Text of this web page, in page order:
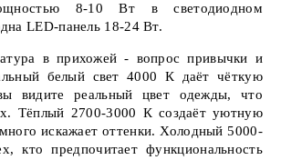
8-10 Вт в светодиодном
LED-панель 18-24 Вт.
в прихожей - вопрос привычки и
белый свет 4000 К даёт чёткую
видите реальный цвет одежды, что
Тёплый 2700-3000 К создаёт уютную
искажает оттенки. Холодный 5000-
кто предпочитает функциональность